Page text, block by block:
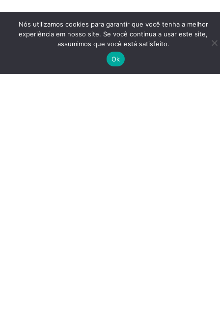
Nós utilizamos cookies para garantir que você tenha a melhor
experiência em nosso site. Se você continua a usar este site,
assumimos que você está satisfeito.
Ok